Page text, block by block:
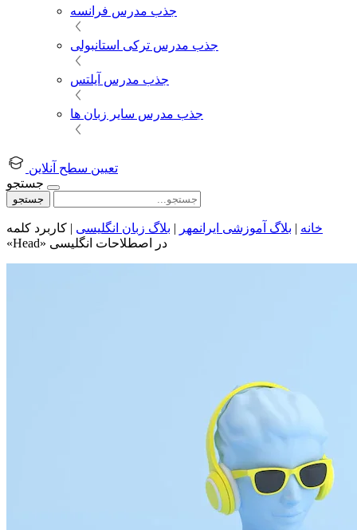
جذب مدرس فرانسه
جذب مدرس ترکی استانبولی
جذب مدرس آیلتس
جذب مدرس سایر زبان ها
تعیین سطح آنلاین
جستجو
جستجو
خانه | بلاگ آموزشی ایرانمهر | بلاگ زبان انگلیسی | کاربرد کلمه
«Head» در اصطلاحات انگلیسی